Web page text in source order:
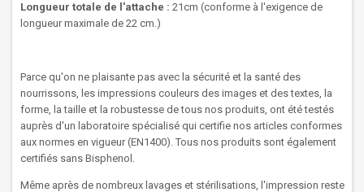
Longueur totale de l'attache : 21cm (conforme à l'exigence de
longueur maximale de 22 cm.)
Parce qu'on ne plaisante pas avec la sécurité et la santé des
nourrissons, les impressions couleurs des images et des textes, la
forme, la taille et la robustesse de tous nos produits, ont été testés
auprès d'un laboratoire spécialisé qui certifie nos articles conformes
aux normes en vigueur (EN1400). Tous nos produits sont également
certifiés sans Bisphenol.
Même après de nombreux lavages et stérilisations, l'impression reste